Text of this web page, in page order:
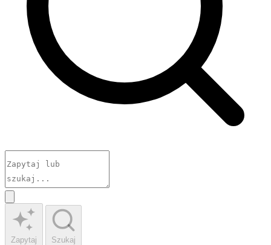
Zapytaj Szukaj